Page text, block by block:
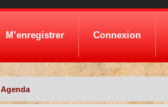
M’enregistrer Connexion
Agenda